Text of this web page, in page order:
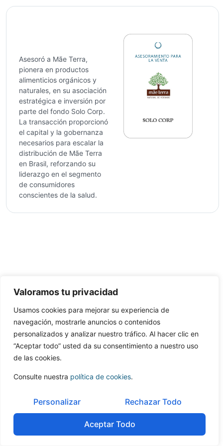
Valoramos tu privacidad
Usamos cookies para mejorar su experiencia de
navegación, mostrarle anuncios o contenidos
personalizados y analizar nuestro tráfico. Al hacer clic en
“Aceptar todo” usted da su consentimiento a nuestro uso
de las cookies.
Consulte nuestra política de cookies.
Personalizar Rechazar Todo
Aceptar Todo
Asesoró a Mãe Terra,
pionera en productos
alimenticios orgánicos y
naturales, en su asociación
estratégica e inversión por
parte del fondo Solo Corp.
La transacción proporcionó
el capital y la gobernanza
necesarios para escalar la
distribución de Mãe Terra
en Brasil, reforzando su
liderazgo en el segmento
de consumidores
conscientes de la salud.